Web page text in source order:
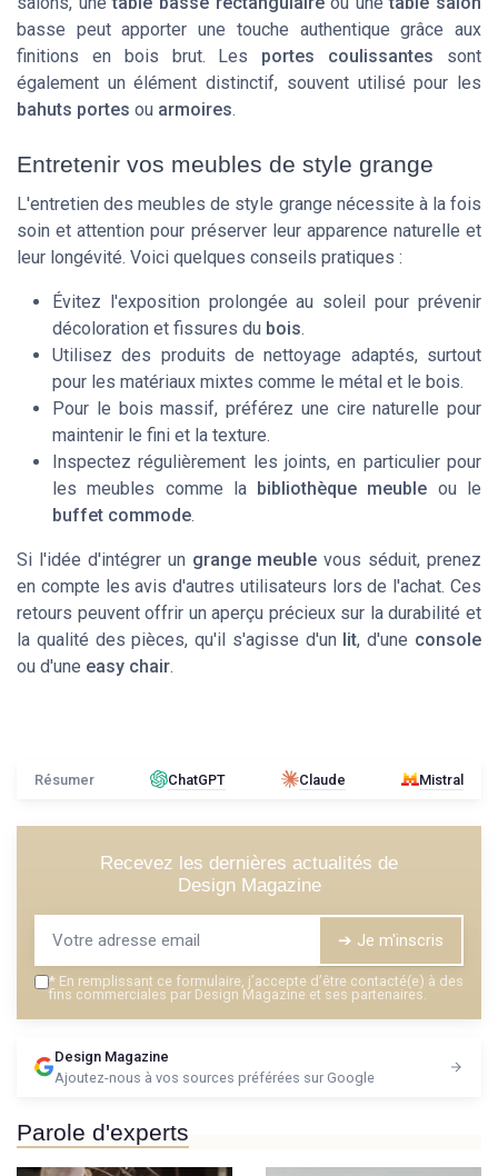
basse peut apporter une touche authentique grâce aux
finitions en bois brut. Les portes coulissantes sont
également un élément distinctif, souvent utilisé pour les
bahuts portes ou armoires.
Entretenir vos meubles de style grange
L'entretien des meubles de style grange nécessite à la fois
soin et attention pour préserver leur apparence naturelle et
leur longévité. Voici quelques conseils pratiques :
Évitez l'exposition prolongée au soleil pour prévenir
décoloration et fissures du bois.
Utilisez des produits de nettoyage adaptés, surtout
pour les matériaux mixtes comme le métal et le bois.
Pour le bois massif, préférez une cire naturelle pour
maintenir le fini et la texture.
Inspectez régulièrement les joints, en particulier pour
les meubles comme la bibliothèque meuble ou le
buffet commode.
Si l'idée d'intégrer un grange meuble vous séduit, prenez
en compte lesavis d'autres utilisateurs lors de l'achat. Ces
retours peuvent offrir un aperçu précieux sur la durabilité et
la qualité des pièces, qu'il s'agisse d'un lit, d'une console
ou d'une easy chair.
Résumer ChatGPT Claude Mistral
Recevez les dernières actualités de
Design Magazine
➔ Je m'inscris
* En remplissant ce formulaire, j’accepte d’être contacté(e) à des
fins commerciales par Design Magazine et ses partenaires.
Design Magazine
Ajoutez-nous à vos sources préférées sur Google
Parole d'experts